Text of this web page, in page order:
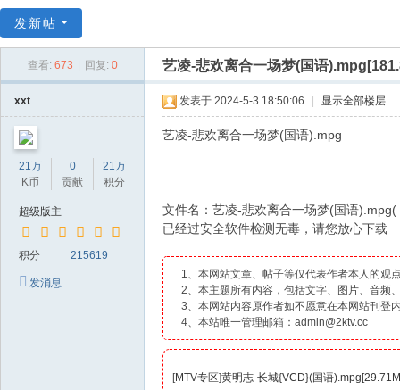
K
发新帖
查看: 673 回复: 0 艺凌-悲欢离合一场梦(国语
xxt
21万
K币
0
贡献
21万
积分
超级版主
积分 215619
发消息
发表于 2024-5-3 18:50:06 显示全部楼层
艺凌-悲欢离合一场梦(国语).mpg
文件名：艺凌-悲欢离合一场梦(国语
已经过安全软件检测无毒，请您放心下载
1、本网站文章、帖子等仅代表作者本人的观
2、本主题所有内容，包括文字、图片、音频
3、本网站内容原作者如不愿意在本网站刊登
4、本站唯一管理邮箱：admin@2ktv.cc
黄明志-长城{VCD}(国语
[MTV专区]